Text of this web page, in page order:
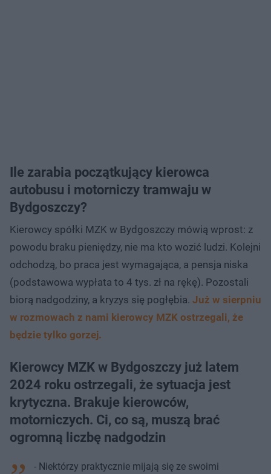
Ile zarabia początkujący kierowca
autobusu i motorniczy tramwaju w
Bydgoszczy?
Kierowcy spółki MZK w Bydgoszczy mówią wprost: z
powodu braku pieniędzy, nie ma kto wozić ludzi. Kolejni
odchodzą, bo praca jest wymagająca, a pensja niska
(podstawowa wypłata to 4 tys. zł na rękę). Pozostali
biorą nadgodziny, a kryzys się pogłębia. Już w sierpniu
w rozmowach z nami kierowcy MZK ostrzegali, że
będzie tylko gorzej.
Kierowcy MZK w Bydgoszczy już latem
2024 roku ostrzegali, że sytuacja jest
krytyczna. Brakuje kierowców,
motorniczych. Ci, co są, muszą brać
ogromną liczbę nadgodzin
- Niektórzy praktycznie mijają się ze swoimi